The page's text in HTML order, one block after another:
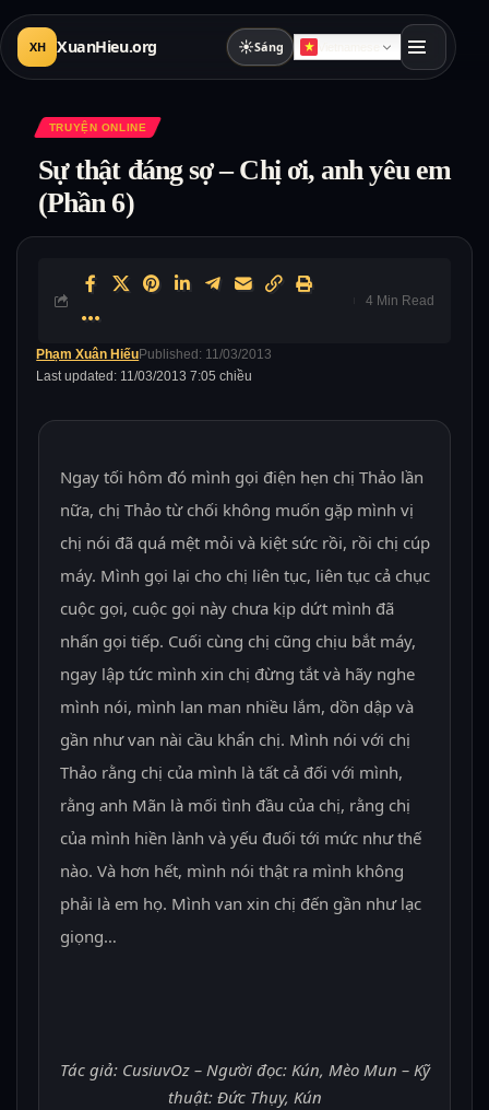
XH XuanHieu.org ☀Sáng
TRUYỆN ONLINE
Sự thật đáng sợ – Chị ơi, anh yêu em
(Phần 6)
Last updated: 11/03/2013 7:05 chiều
Phạm Xuân HiếuPublished: 11/03/2013
4 Min Read
Ngay tối hôm đó mình gọi điện hẹn chị Thảo lần
nữa, chị Thảo từ chối không muốn gặp mình vị
chị nói đã quá mệt mỏi và kiệt sức rồi, rồi chị cúp
máy. Mình gọi lại cho chị liên tục, liên tục cả chục
cuộc gọi, cuộc gọi này chưa kịp dứt mình đã
nhấn gọi tiếp. Cuối cùng chị cũng chịu bắt máy,
ngay lập tức mình xin chị đừng tắt và hãy nghe
mình nói, mình lan man nhiều lắm, dồn dập và
gần như van nài cầu khẩn chị. Mình nói với chị
Thảo rằng chị của mình là tất cả đối với mình,
rằng anh Mãn là mối tình đầu của chị, rằng chị
của mình hiền lành và yếu đuối tới mức như thế
nào. Và hơn hết, mình nói thật ra mình không
phải là em họ. Mình van xin chị đến gần như lạc
giọng…
Tác giả: CusiuvOz – Người đọc: Kún, Mèo Mun – Kỹ
thuật: Đức Thụy, Kún